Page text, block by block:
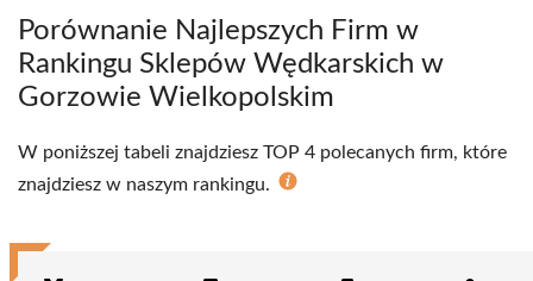
Porównanie Najlepszych Firm w
Rankingu Sklepów Wędkarskich w
Gorzowie Wielkopolskim
W poniższej tabeli znajdziesz TOP 4 polecanych firm, które
znajdziesz w naszym rankingu.